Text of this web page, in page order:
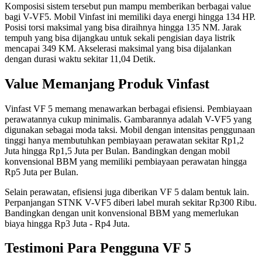
Komposisi sistem tersebut pun mampu memberikan berbagai value
bagi V-VF5. Mobil Vinfast ini memiliki daya energi hingga 134 HP.
Posisi torsi maksimal yang bisa diraihnya hingga 135 NM. Jarak
tempuh yang bisa dijangkau untuk sekali pengisian daya listrik
mencapai 349 KM. Akselerasi maksimal yang bisa dijalankan
dengan durasi waktu sekitar 11,04 Detik.
Value Memanjang Produk Vinfast
Vinfast VF 5 memang menawarkan berbagai efisiensi. Pembiayaan
perawatannya cukup minimalis. Gambarannya adalah V-VF5 yang
digunakan sebagai moda taksi. Mobil dengan intensitas penggunaan
tinggi hanya membutuhkan pembiayaan perawatan sekitar Rp1,2
Juta hingga Rp1,5 Juta per Bulan. Bandingkan dengan mobil
konvensional BBM yang memiliki pembiayaan perawatan hingga
Rp5 Juta per Bulan.
Selain perawatan, efisiensi juga diberikan VF 5 dalam bentuk lain.
Perpanjangan STNK V-VF5 diberi label murah sekitar Rp300 Ribu.
Bandingkan dengan unit konvensional BBM yang memerlukan
biaya hingga Rp3 Juta - Rp4 Juta.
Testimoni Para Pengguna VF 5